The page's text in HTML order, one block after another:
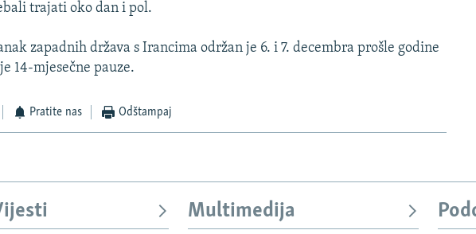
trajati oko dan i pol.
zapadnih država s Irancima održan je 6. i 7. decembra prošle godine
14-mjesečne pauze.
Pratite nas Odštampaj
Multimedija